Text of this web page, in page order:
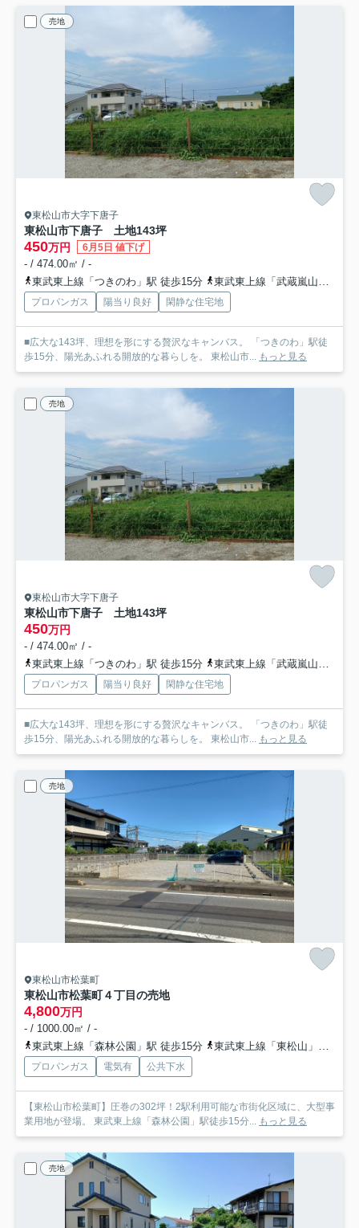
売地
東松山市大字下唐子
東松山市下唐子 土地143坪
450万円 6月5日 値下げ
- / 474.00㎡ / -
東武東上線「つきのわ」駅 徒歩15分
東武東上線「武蔵嵐山」駅 徒歩36分
プロパンガス 陽当り良好 閑静な住宅地
■広大な143坪、理想を形にする贅沢なキャンバス。 「つきのわ」駅徒
歩15分、陽光あふれる開放的な暮らしを。 東松山市... もっと見る
売地
東松山市大字下唐子
東松山市下唐子 土地143坪
450万円
- / 474.00㎡ / -
東武東上線「つきのわ」駅 徒歩15分
東武東上線「武蔵嵐山」駅 徒歩36分
プロパンガス 陽当り良好 閑静な住宅地
■広大な143坪、理想を形にする贅沢なキャンバス。 「つきのわ」駅徒
歩15分、陽光あふれる開放的な暮らしを。 東松山市... もっと見る
売地
東松山市松葉町
東松山市松葉町４丁目の売地
4,800万円
- / 1000.00㎡ / -
東武東上線「森林公園」駅 徒歩15分
東武東上線「東松山」駅 徒歩25分
プロパンガス 電気有 公共下水
【東松山市松葉町】圧巻の302坪！2駅利用可能な市街化区域に、大型事
業用地が登場。 東武東上線「森林公園」駅徒歩15分... もっと見る
売地